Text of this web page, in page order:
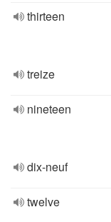
thirteen
treize
nineteen
dix-neuf
twelve